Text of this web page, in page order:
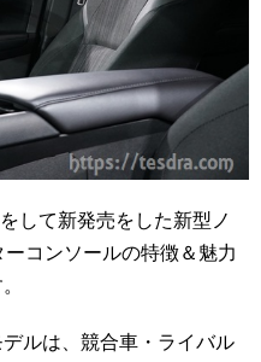
して新発売をした新型ノ
コンソールの特徴＆魅力
ルは、競合車・ライバル